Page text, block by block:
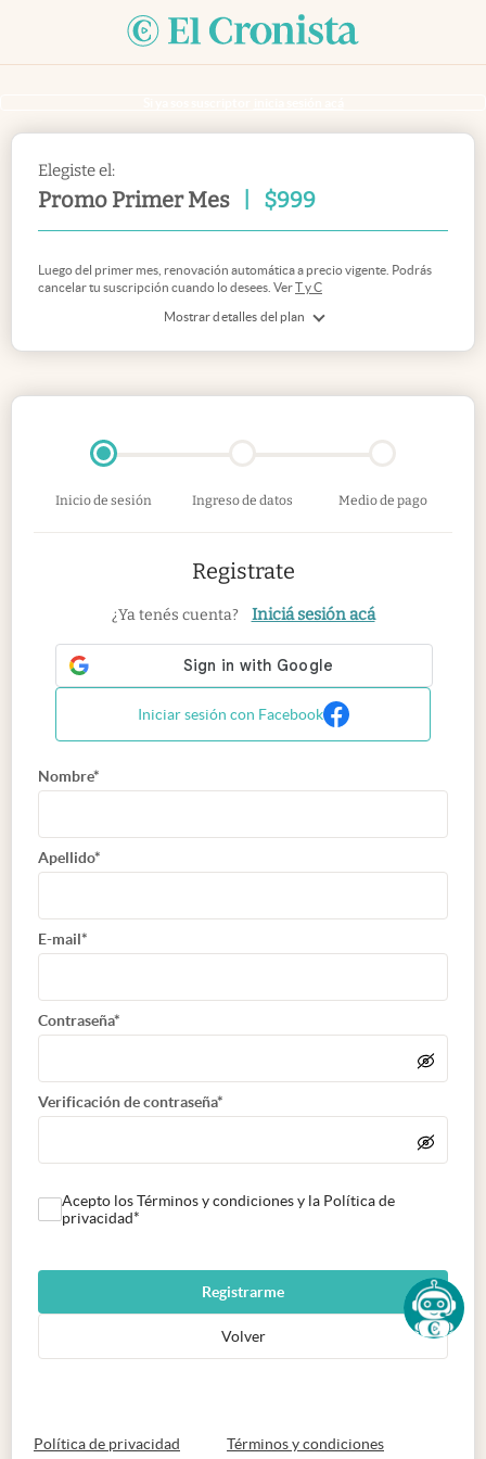
Elegiste el:
Promo Primer Mes $999
Mostrar detalles del plan
Luego del primer mes, renovación automática a precio vigente. Podrás
cancelar tu suscripción cuando lo desees. VerT y C
Inicio de sesión Ingreso de datos Medio de pago
Registrate
¿Ya tenés cuenta? Iniciá sesión acá
Iniciar sesión con Facebook
Nombre*
Apellido*
E-mail*
Contraseña*
Verificación de contraseña*
Acepto los Términos y condiciones y la Política de
privacidad*
Registrarme
Volver
Política de privacidad abre en nueva pestaña
Términos y condicionesabre en nueva